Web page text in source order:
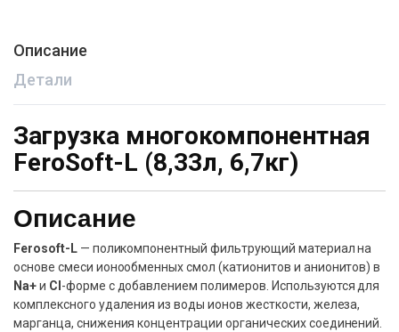
Описание
Детали
Загрузка многокомпонентная
FeroSoft-L (8,33л, 6,7кг)
Описание
Ferosoft-L— поликомпонентный фильтрующий материал на
основе смеси ионообменных смол (катионитов и анионитов) в
Na+и Cl -форме с добавлением полимеров. Используются для
комплексного удаления из воды ионов жесткости, железа,
марганца, снижения концентрации органических соединений.